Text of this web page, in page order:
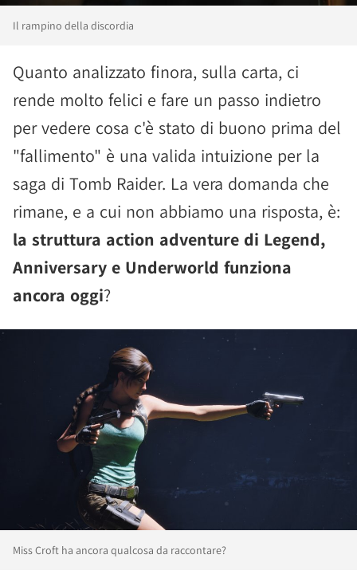
Il rampino della discordia
Quanto analizzato finora, sulla carta, ci
rende molto felici e fare un passo indietro
per vedere cosa c'è stato di buono prima del
"fallimento" è una valida intuizione per la
saga di Tomb Raider. La vera domanda che
rimane, e a cui non abbiamo una risposta, è:
la struttura action adventure di Legend,
Anniversary e Underworld funziona
ancora oggi?
Miss Croft ha ancora qualcosa da raccontare?